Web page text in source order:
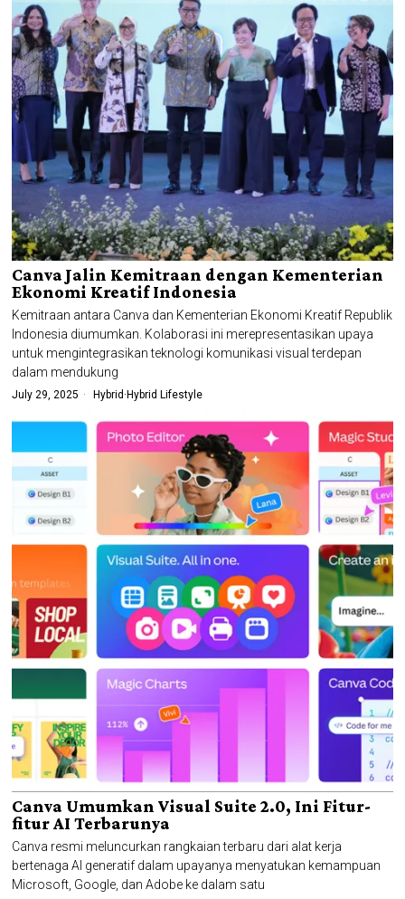
Canva Jalin Kemitraan dengan Kementerian
Ekonomi Kreatif Indonesia
Kemitraan antara Canva dan Kementerian Ekonomi Kreatif Republik
Indonesia diumumkan. Kolaborasi ini merepresentasikan upaya
untuk mengintegrasikan teknologi komunikasi visual terdepan
dalam mendukung
July 29, 2025 Hybrid ·Hybrid Lifestyle
Canva Umumkan Visual Suite 2.0, Ini Fitur-
fitur AI Terbarunya
Canva resmi meluncurkan rangkaian terbaru dari alat kerja
bertenaga AI generatif dalam upayanya menyatukan kemampuan
Microsoft, Google, dan Adobe ke dalam satu